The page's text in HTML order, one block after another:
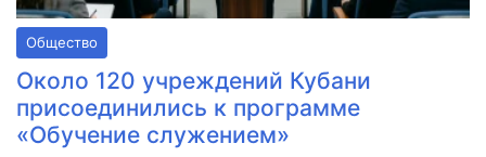
Общество
Около 120 учреждений Кубани
присоединились к программе
«Обучение служением»